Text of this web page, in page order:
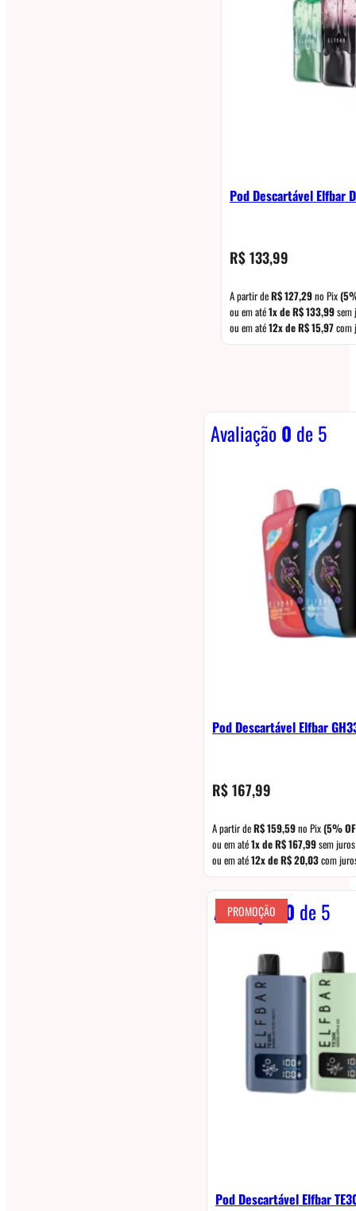
Pod Descartável Elfbar
R$133,99
A partir deR$127,29no Pix
ou em até1x deR$133,99sem
ou em até12x deR$15,97com
Avaliação0 de 5
Pod Descartável Elfbar
R$167,99
A partir deR$159,59no Pix(5%
ou em até1x deR$167,99sem juros
ou em até12x deR$20,03com
Avaliação 0 de 5
PROMOÇÃO
Pod Descartável Elfbar